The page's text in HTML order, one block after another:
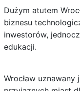
Dużym atutem
biznesu
inwestorów,
edukacji.
Wrocław